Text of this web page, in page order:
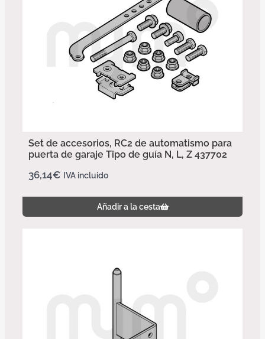
Set de accesorios, RC2 de automatismo para
puerta de garaje Tipo de guía N, L, Z 437702
36,14€ IVA incluido
Añadir a la cesta